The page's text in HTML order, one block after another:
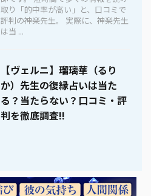
取り「的中率が高い」と、口コミで
評判の神楽先生。 実際に、神楽先生
は当 ...
【ヴェルニ】瑠璃華（るり
か）先生の復縁占いは当た
る？当たらない？口コミ・評
判を徹底調査!!